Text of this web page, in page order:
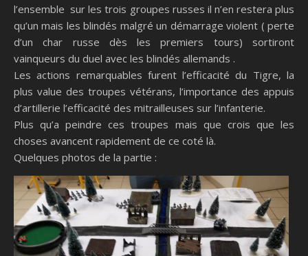
l’ensemble sur les trois groupes russes il n’en restera plus
qu’un mais les blindés malgré un démarrage violent ( perte
d’un char russe dès les premiers tours) sortiront
vainqueurs du duel avec les blindés allemands .
Les actions remarquables furent l’efficacité du Tigre, la
plus value des troupes vétérans, l’importance des appuis
d’artillerie l’efficacité des mitrailleuses sur l’infanterie.
Plus qu’a peindre ces troupes mais que crois que les
choses avancent rapidement de ce coté là.
Quelques photos de la partie :